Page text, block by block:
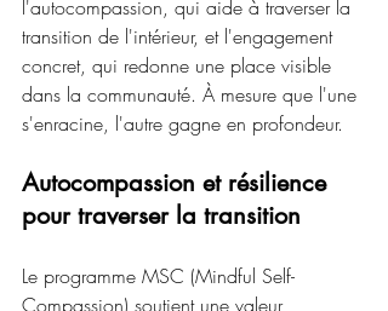
l'autocompassion, qui aide à traverser la
transition de l'intérieur, et l'engagement
concret, qui redonne une place visible
dans la communauté. À mesure que l'une
s'enracine, l'autre gagne en profondeur.
Autocompassion et résilience
pour traverser la transition
Le programme MSC (Mindful Self-
Compassion) soutient une valeur